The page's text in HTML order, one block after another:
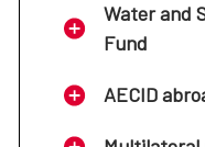
Water and
Fund
AECID